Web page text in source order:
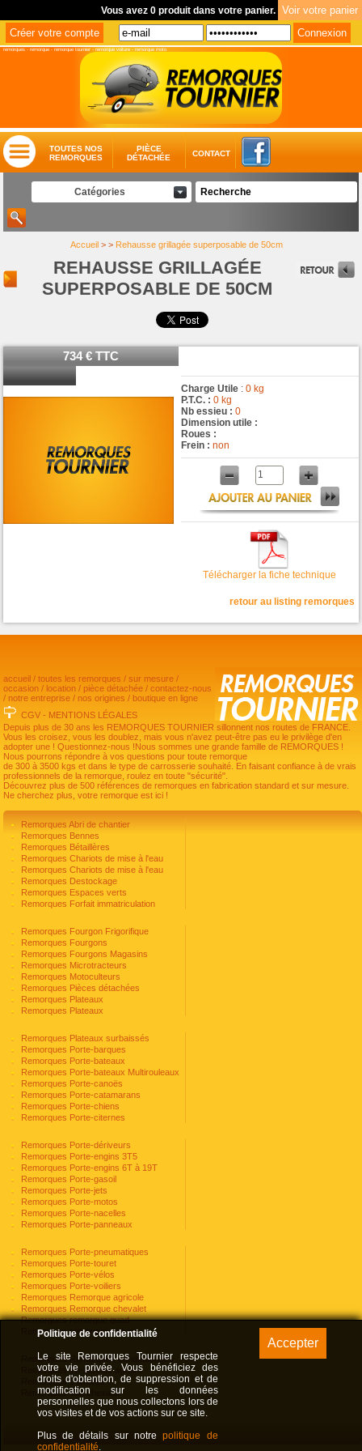
Vous avez 0 produit dans votre panier.
remorques -remorque -remorque tournier -remorque voiture -remorque moto
TOUTES NOS
REMORQUES
PIÈCE
DÉTACHÉE
CONTACT
Catégories
Accueil >> Rehausse grillagée superposable de 50cm
REHAUSSE GRILLAGÉE
SUPERPOSABLE DE 50CM
734 € TTC
Charge Utile: 0 kg
P.T.C. : 0 kg
Nb essieu : 0
Dimension utile :
Roues :
Frein : non
Télécharger la fiche technique
retour au listing remorques
accueil /toutes les remorques /sur mesure /
occasion / location / pièce détachée /contactez-nous
/ notre entreprise / nos origines / boutique en ligne
CGV - MENTIONS LÉGALES
Depuis plus de 30 ans les REMORQUES TOURNIER sillonnent nos routes de FRANCE.
Vous les croisez, vous les doublez, mais vous n'avez peut-être pas eu le privilège d'en
adopter une ! Questionnez-nous !Nous sommes une grande famille de REMORQUES !
Nous pourrons répondre à vos questions pour toute remorque
de 300 à 3500 kgs et dans le type de carrosserie souhaité. En faisant confiance à de vrais
professionnels de la remorque, roulez en toute "sécurité".
Découvrez plus de 500 références de remorques en fabrication standard et sur mesure.
Ne cherchez plus, votre remorque est ici !
Remorques Abri de chantier
Remorques Bennes
Remorques Bétaillères
Remorques Chariots de mise à l'eau
Remorques Chariots de mise à l'eau
Remorques Destockage
Remorques Espaces verts
Remorques Forfait immatriculation
Remorques Fourgon Frigorifique
Remorques Fourgons
Remorques Fourgons Magasins
Remorques Microtracteurs
Remorques Motoculteurs
Remorques Pièces détachées
Remorques Plateaux
Remorques Plateaux
Remorques Plateaux surbaissés
Remorques Porte-barques
Remorques Porte-bateaux
Remorques Porte-bateaux Multirouleaux
Remorques Porte-canoës
Remorques Porte-catamarans
Remorques Porte-chiens
Remorques Porte-citernes
Remorques Porte-dériveurs
Remorques Porte-engins 3T5
Remorques Porte-engins 6T à 19T
Remorques Porte-gasoil
Remorques Porte-jets
Remorques Porte-motos
Remorques Porte-nacelles
Remorques Porte-panneaux
Remorques Porte-pneumatiques
Remorques Porte-touret
Remorques Porte-vélos
Remorques Porte-voiliers
Remorques Remorque agricole
Remorques Remorque chevalet
Remorques remorque quad
Remorques remorque voiture
Remorques Remorques échafaudages
Remorques Tri-bennes agraire
Remorques Utilitaires
Remorques Van chevaux
Politique de confidentialité
Le site Remorques Tournier respecte
votre vie privée. Vous bénéficiez des
droits d'obtention, de suppression et de
modification sur les données
personnelles que nous collectons lors de
vos visites et de vos actions sur ce site.
Plus de détails sur notrepolitique de
confidentialité.